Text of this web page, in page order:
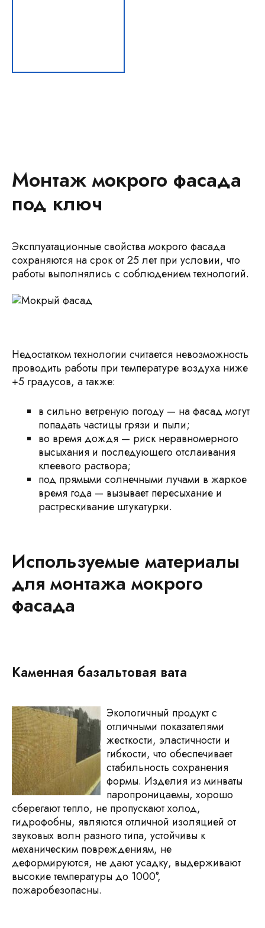
Монтаж мокрого фасада
под ключ
Эксплуатационные свойства мокрого фасада
сохраняются на срок от 25 лет при условии, что
работы выполнялись с соблюдением технологий.
Недостатком технологии считается невозможность
проводить работы при температуре воздуха ниже
+5 градусов, а также:
в сильно ветреную погоду — на фасад могут
попадать частицы грязи и пыли;
во время дождя — риск неравномерного
высыхания и последующего отслаивания
клеевого раствора;
под прямыми солнечными лучами в жаркое
время года — вызывает пересыхание и
растрескивание штукатурки.
Используемые материалы
для монтажа мокрого
фасада
Каменная базальтовая вата
Экологичный продукт с
отличными показателями
жесткости, эластичности и
гибкости, что обеспечивает
стабильность сохранения
формы. Изделия из минваты
паропроницаемы, хорошо
сберегают тепло, не пропускают холод,
гидрофобны, являются отличной изоляцией от
звуковых волн разного типа, устойчивы к
механическим повреждениям, не
деформируются, не дают усадку, выдерживают
высокие температуры до 1000°,
пожаробезопасны.